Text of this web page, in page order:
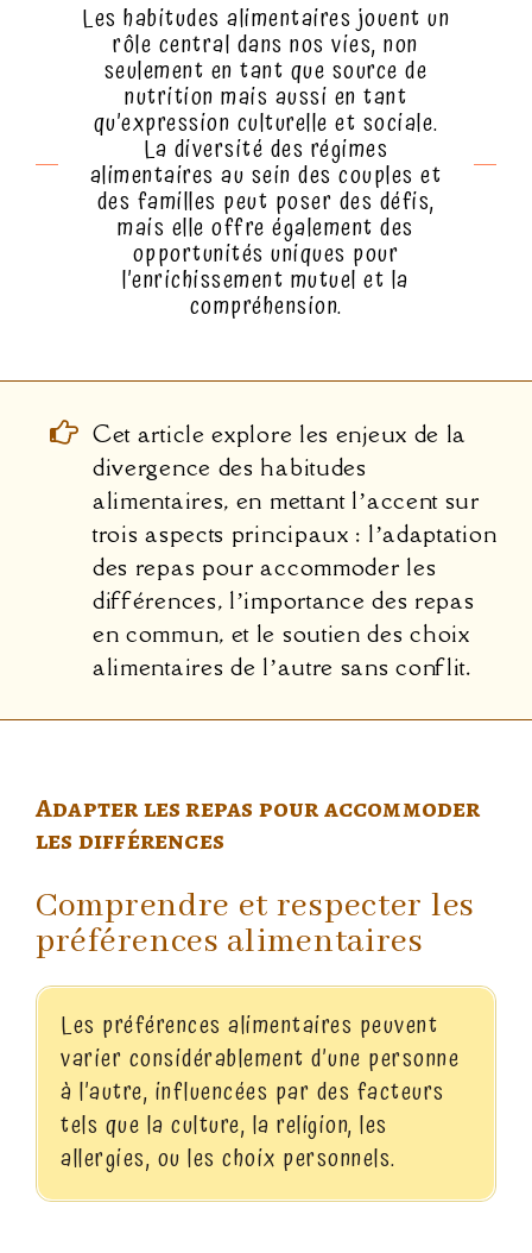
Les habitudes alimentaires jouent un
rôle central dans nos vies, non
seulement en tant que source de
nutrition mais aussi en tant
qu’expression culturelle et sociale.
La diversité des régimes
alimentaires au sein des couples et
des familles peut poser des défis,
mais elle offre également des
opportunités uniques pour
l’enrichissement mutuel et la
compréhension.
Cet article explore les enjeux de la
divergence des habitudes
alimentaires, en mettant l’accent sur
trois aspects principaux : l’adaptation
des repas pour accommoder les
différences, l’importance des repas
en commun, et le soutien des choix
alimentaires de l’autre sans conflit.
Adapter les repas pour accommoder
les différences
Comprendre et respecter les
préférences alimentaires
Les préférences alimentaires peuvent
varier considérablement d’une personne
à l’autre, influencées par des facteurs
tels que la culture, la religion, les
allergies, ou les choix personnels.